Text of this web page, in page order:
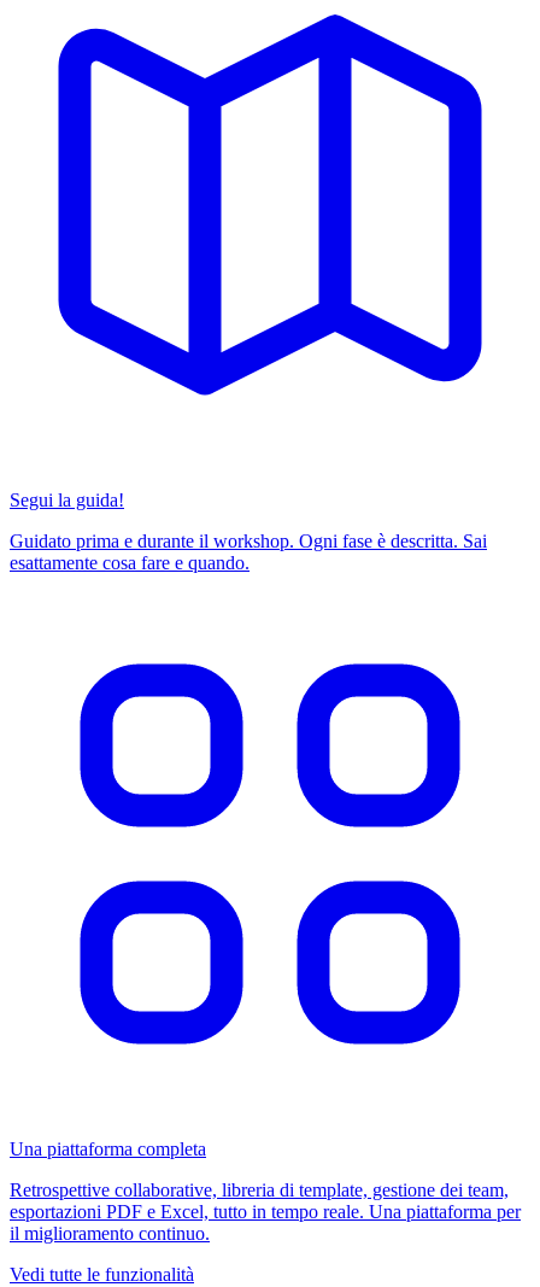
Segui la guida!
Guidato prima e durante il workshop. Ogni fase è descritta. Sai
esattamente cosa fare e quando.
Una piattaforma completa
Retrospettive collaborative, libreria di template, gestione dei team,
esportazioni PDF e Excel, tutto in tempo reale. Una piattaforma per
il miglioramento continuo.
Vedi tutte le funzionalità